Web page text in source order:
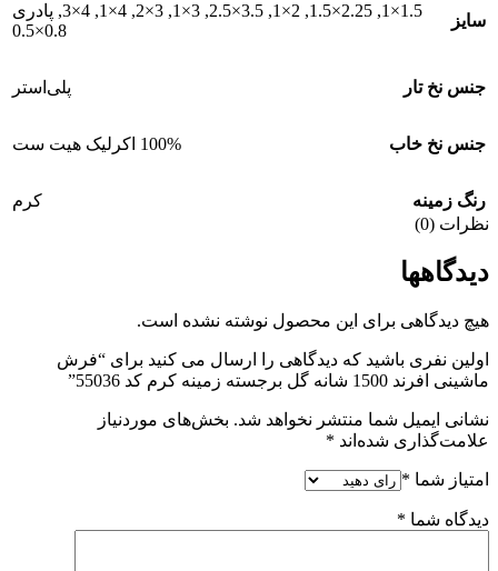
سایز
1.5×1
,
2.25×1.5
,
2×1
,
3.5×2.5
,
3×1
,
3×2
,
4×1
,
4×3
, پادری
0.8×0.5
جنس نخ تار پلی‌استر
جنس نخ خاب 100% اکرلیک هیت ست
رنگ زمینه
کرم
نظرات (0)
دیدگاهها
هیچ دیدگاهی برای این محصول نوشته نشده است.
اولین نفری باشید که دیدگاهی را ارسال می کنید برای “فرش
ماشینی افرند 1500 شانه گل برجسته زمینه كرم کد 55036”
نشانی ایمیل شما منتشر نخواهد شد. بخش‌های موردنیاز
علامت‌گذاری شده‌اند *
امتیاز شما *
دیدگاه شما *